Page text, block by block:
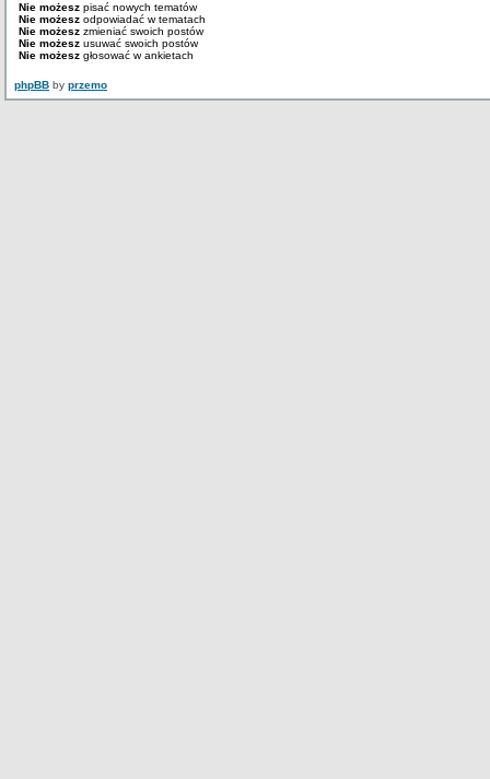
Nie możesz pisać nowych tematów
Nie możesz odpowiadać w tematach
Nie możesz zmieniać swoich postów
Nie możesz usuwać swoich postów
Nie możesz głosować w ankietach
phpBB by przemo